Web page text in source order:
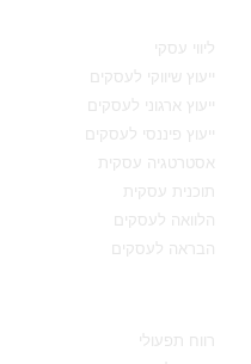
ליווי עסקי
ייעוץ שיווקי לעסקים
ייעוץ ארגוני לעסקים
ייעוץ פיננסי לעסקים
אסטרטגיה עסקית
תוכנית עסקית
הלוואה לעסקים
הבראה לעסקים
רווח תפעולי